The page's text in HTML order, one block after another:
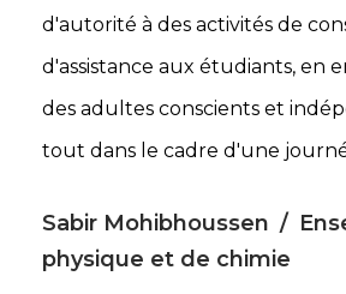
d'autorité à des activités de
d'assistance aux étudiants, en
des adultes conscients et
tout dans le cadre d'une
Sabir Mohibhoussen
physique et de chimie